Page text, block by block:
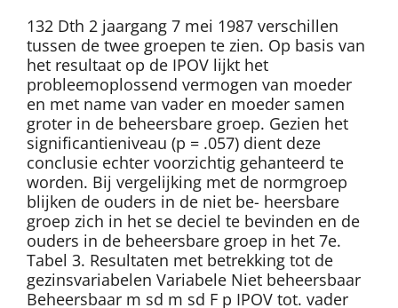
132 Dth 2 jaargang 7 mei 1987 verschillen
tussen de twee groepen te zien. Op basis van
het resultaat op de IPOV lijkt het
probleemoplossend vermogen van moeder
en met name van vader en moeder samen
groter in de beheersbare groep. Gezien het
significantieniveau (p = .057) dient deze
conclusie echter voorzichtig gehanteerd te
worden. Bij vergelijking met de normgroep
blijken de ouders in de niet be- heersbare
groep zich in het se deciel te bevinden en de
ouders in de beheersbare groep in het 7e.
Tabel 3. Resultaten met betrekking tot de
gezinsvariabelen Variabele Niet beheersbaar
Beheersbaar m sd m sd F p IPOV tot. vader